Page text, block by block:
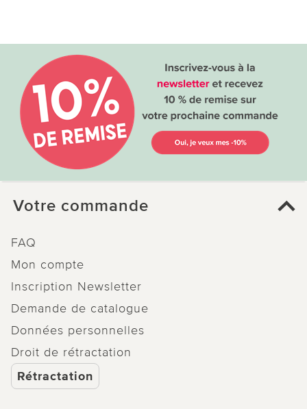
Votre commande
FAQ
Mon compte
Inscription Newsletter
Demande de catalogue
Données personnelles
Droit de rétractation
Rétractation